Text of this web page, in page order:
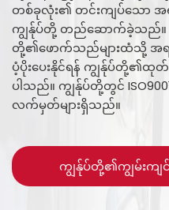
တစ်ခုလုံး၏ တင်းကျပ်သော
ကျွန်ုပ်တို့ တည်ဆောက်ခဲ့သည်။
တို့၏ဖောက်သည်များထံသို့ အ
ပံ့ပိုးပေးနိုင်ရန် ကျွန်ုပ်တို့၏ထု
ပါသည်။ ကျွန်ုပ်တို့တွင်
လက်မှတ်များရှိသည်။
ကျွန်ုပ်တို့၏ကျွမ်းကျင်